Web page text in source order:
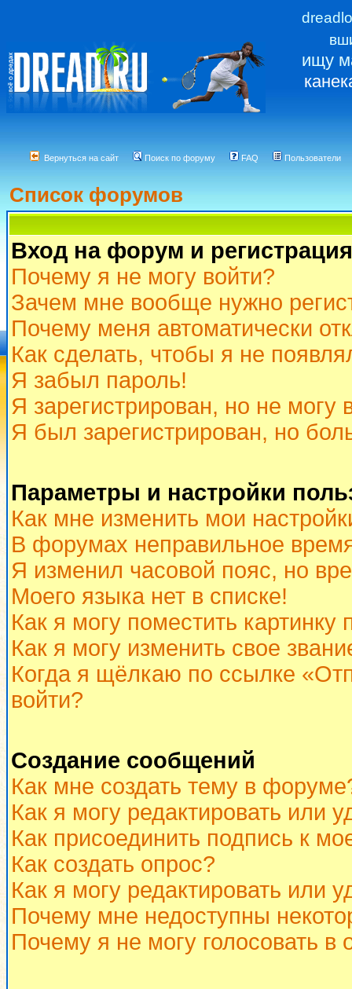
ищу
Вернуться на сайт Поиск по форуму FAQ Пользователи
Список форумов
Вход на форум и регистрация
Почему я не могу войти?
Зачем мне вообще нужно
Почему меня автоматически
Как сделать, чтобы я не
Я забыл пароль!
Я зарегистрирован, но не могу
Я был зарегистрирован, но
Параметры и настройки
Как мне изменить мои
В форумах неправильное
Я изменил часовой пояс, но
Моего языка нет в списке!
Как я могу поместить
Как я могу изменить свое
Когда я щёлкаю по ссылке
войти?
Создание сообщений
Как мне создать тему в
Как я могу редактировать или
Как присоединить подпись к
Как создать опрос?
Как я могу редактировать или
Почему мне недоступны
Почему я не могу голосовать в